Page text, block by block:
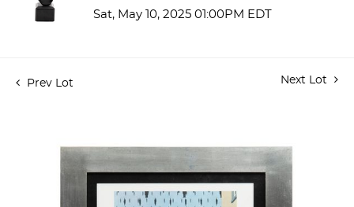
Sat, May 10, 2025 01:00PM EDT
Prev Lot Next Lot